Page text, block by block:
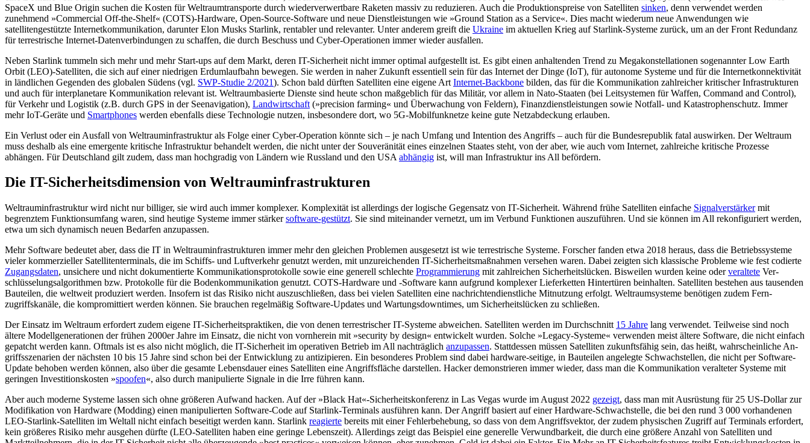
SpaceX und Blue Origin suchen die Kosten für Weltraumtransporte durch wiederverwertbare Raketen massiv zu reduzieren. Auch die Produktionspreise von Satelliten sinken, denn verwendet werden
zunehmend »Commercial Off-the-Shelf« (COTS)-Hardware, Open-Source-Software und neue Dienstleistungen wie »Ground Station as a Service«. Dies macht wiederum neue An­wendungen wie
satellitengestützte Inter­netkommunikation, darunter Elon Musks Starlink, rentabler und relevanter. Unter anderem greift die Ukraine im aktuellen Krieg auf Starlink-Systeme zurück, um an der Front Redundanz
für terrestrische Inter­net-Datenverbindungen zu schaffen, die durch Beschuss und Cyber-Operationen immer wieder ausfallen.
Neben Starlink tummeln sich mehr und mehr Start-ups auf dem Markt, deren IT-Sicherheit nicht immer optimal aufgestellt ist. Es gibt einen anhaltenden Trend zu Megakonstellationen sogenannter Low Earth
Orbit (LEO)-Satelliten, die sich auf einer niedrigen Erdumlaufbahn bewegen. Sie werden in naher Zukunft essentiell sein für das Internet der Dinge (IoT), für auto­nome Systeme und für die Internetkonnektivität
in ländlichen Gegenden des globalen Südens (vgl. SWP-Studie 2/2021). Schon bald dürften Satelliten eine eigene Art Internet-Backbone bilden, das für die Kommunika­tion zahlreicher kritischer Infrastrukturen
und auch für interplanetare Kommunika­tion relevant ist. Weltraumbasierte Dienste sind heute schon maßgeblich für das Mili­tär, vor allem in Nato-Staa­ten (bei Leit­sys­temen für Waffen, Command and Con­trol),
für Verkehr und Logistik (z.B. durch GPS in der Seenavigation), Landwirtschaft (»preci­sion farming« und Überwachung von Fel­dern), Finanzdienstleistungen sowie Notfall- und Katastrophenschutz. Immer
mehr IoT-Geräte und Smartphones werden ebenfalls diese Technologie nutzen, insbe­sondere dort, wo 5G-Mobil­funknetze keine gute Netzabdeckung erlauben.
Ein Verlust oder ein Ausfall von Weltrauminfrastruktur als Folge einer Cyber-Operation könnte sich – je nach Umfang und Intention des Angriffs – auch für die Bundesrepublik fatal auswirken. Der Welt­raum
muss deshalb als eine emergente kritische Infrastruktur behandelt werden, die nicht unter der Souveränität eines ein­zelnen Staates steht, von der aber, wie auch vom Internet, zahlreiche kritische Prozesse
abhängen. Für Deutschland gilt zudem, dass man hochgradig von Ländern wie Russ­land und den USA abhängig ist, will man Infrastruktur ins All befördern.
Die IT-Sicherheitsdimension von Weltrauminfrastrukturen
Weltrauminfrastruktur wird nicht nur billiger, sie wird auch immer komplexer. Komplexität ist allerdings der logische Gegensatz von IT-Sicherheit. Während frühe Satelliten einfache Signalverstärkermit
begrenztem Funktionsumfang waren, sind heutige Systeme immer stärkersoft­ware-gestützt. Sie sind miteinander ver­netzt, um im Verbund Funktionen auszu­führen. Und sie können im All rekonfiguriert werden,
etwa um sich dynamisch neuen Bedarfen anzupassen.
Mehr Software be­deutet aber, dass die IT in Weltraum­infrastrukturen immer mehr den gleichen Problemen ausgesetzt ist wie terrestrische Systeme. Forscher fanden etwa 2018 her­aus, dass die Betriebssysteme
vieler kom­merzieller Satellitenterminals, die im Schiffs- und Luftverkehr genutzt werden, mit unzureichenden IT-Sicher­heits­maß­nahmen versehen waren. Dabei zeigten sich klassische Probleme wie fest codierte
Zu­gangsdaten, unsichere und nicht doku­mentierte Kommunikationsprotokolle so­wie eine generell schlechte Programmierung mit zahlreichen Sicherheitslücken. Biswei­len wurden keine oderveraltete Ver­
schlüsselungsalgorithmen bzw. Proto­kolle für die Bodenkommunikation ge­nutzt. COTS-Hard­ware und -Software kann auf­grund komple­xer Lieferketten Hinter­türen beinhalten. Satelliten bestehen aus tausen­den
Bauteilen, die weltweit produziert werden. Insofern ist das Risiko nicht aus­zuschließen, dass bei vielen Satelliten eine nachrichtendienstliche Mitnutzung erfolgt. Weltraumsysteme benötigen zudem Fern­
zugriffskanäle, die kompromittiert werden können. Sie brauchen regelmäßig Software-Updates und Wartungsdowntimes, um Sicherheitslücken zu schließen.
Der Einsatz im Weltraum erfordert zu­dem eigene IT-Sicherheitspraktiken, die von denen terrestrischer IT-Systeme abweichen. Satelliten werden im Durchschnitt 15 Jahre lang verwendet. Teilweise sind noch
ältere Modellgenerationen der frühen 2000er Jahre im Einsatz, die nicht von vornherein mit »security by design« entwickelt wurden. Solche »Legacy-Systeme« verwenden meist ältere Software, die nicht einfach
gepatcht werden kann. Oftmals ist es also nicht mög­lich, die IT-Sicherheit im opera­tiven Betrieb im All nachträglich anzupassen. Stattdessen müssen Satelliten zukunfts­fähig sein, das heißt, wahrscheinliche An­
griffsszenarien der nächsten 10 bis 15 Jahre sind schon bei der Entwicklung zu antizi­pieren. Ein beson­deres Problem sind dabei hardware-seitige, in Bauteilen angelegte Schwachstellen, die nicht per Software-
Update behoben werden können, also über die gesamte Lebensdauer eines Satelliten eine Angriffsfläche darstel­len. Hacker demonstrieren immer wieder, dass man die Kommunikation veralteter Systeme mit
geringen Investitionskosten »spoofen«, also durch manipulierte Signale in die Irre führen kann.
Aber auch moderne Systeme lassen sich ohne größeren Aufwand hacken. Auf der »Black Hat«-Sicherheitskonferenz in Las Vegas wurde im August 2022 gezeigt, dass man mit Ausrüstung für 25 US-Dollar zur
Modifikation von Hardware (Modding) einen manipulierten Software-Code auf Starlink-Terminals ausführen kann. Der An­griff basiert auf einer Hardware-Schwach­stelle, die bei den rund 3 000 vorhandenen
LEO-Starlink-Satelliten im Weltall nicht ein­fach beseitigt werden kann. Starlink rea­gierte bereits mit einer Fehlerbehebung, so dass von dem Angriffsvektor, der zudem physischen Zugriff auf Terminals erfordert,
kein größeres Risiko mehr ausgehen dürfte (LEO-Satelliten haben eine geringe Lebens­zeit). Allerdings zeigt das Beispiel eine gene­relle Verwundbarkeit, die durch eine grö­ßere Anzahl von Satelliten und